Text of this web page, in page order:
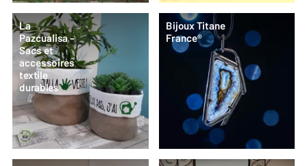
La
Pazcualisa –
Sacs et
accessoires
textile
durables
Bijoux Titane
France®